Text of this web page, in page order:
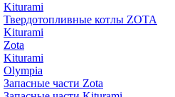
Kiturami
Твердотопливные котлы ZOTA
Kiturami
Zota
Kiturami
Olympia
Запасные части Zota